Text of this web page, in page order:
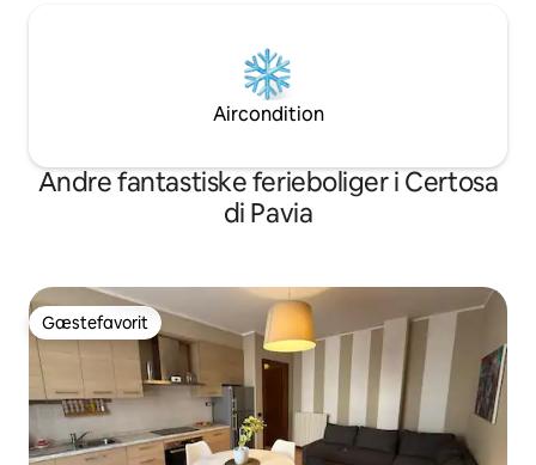
Aircondition
Andre fantastiske ferieboliger i Certosa
di Pavia
Gæstefavorit
Gæstefavorit